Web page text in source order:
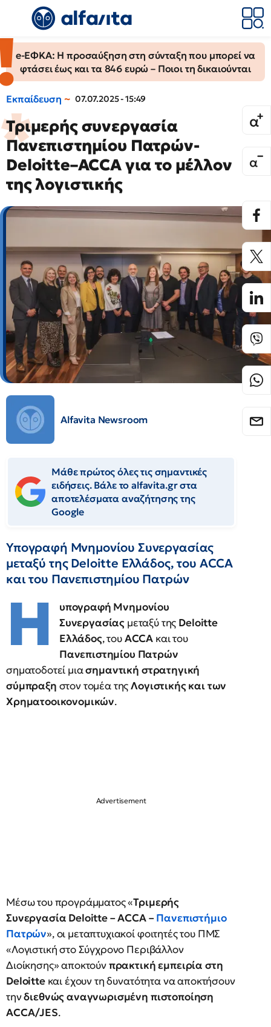
e-ΕΦΚΑ: Η προσαύξηση στη σύνταξη που μπορεί να
φτάσει έως και τα 846 ευρώ – Ποιοι τη δικαιούνται
Εκπαίδευση 07.07.2025 - 15:49
Τριμερής συνεργασία
Πανεπιστημίου Πατρών-
Deloitte–ACCA για το μέλλον
της λογιστικής
Alfavita Newsroom
Μάθε πρώτος όλες τις σημαντικές
ειδήσεις. Βάλε το alfavita.gr στα
αποτελέσματα αναζήτησης της
Google
Υπογραφή Μνημονίου Συνεργασίας
μεταξύ της Deloitte Ελλάδος, του ACCA
και τoυ Πανεπιστημίου Πατρών
Η
υπογραφή Μνημονίου
Συνεργασίας μεταξύ της Deloitte
Ελλάδος, τουACCA και του
Πανεπιστημίου Πατρών
σηματοδοτεί μιασημαντική στρατηγική
σύμπραξη στον τομέα τηςΛογιστικής και των
Χρηματοοικονομικών.
Μέσω του προγράμματος «Τριμερής
Συνεργασία Deloitte – ACCA –Πανεπιστήμιο
Πατρών», οι μεταπτυχιακοί φοιτητές του ΠΜΣ
«Λογιστική στο Σύγχρονο Περιβάλλον
Διοίκησης» αποκτούνπρακτική εμπειρία στη
Deloitteκαι έχουν τη δυνατότητα να αποκτήσουν
τηνδιεθνώς αναγνωρισμένη πιστοποίηση
ACCA/JES.